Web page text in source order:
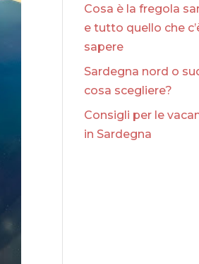
Cosa è la fregola
e tutto quello che
sapere
Sardegna nord o
cosa scegliere?
Consigli per le
in Sardegna